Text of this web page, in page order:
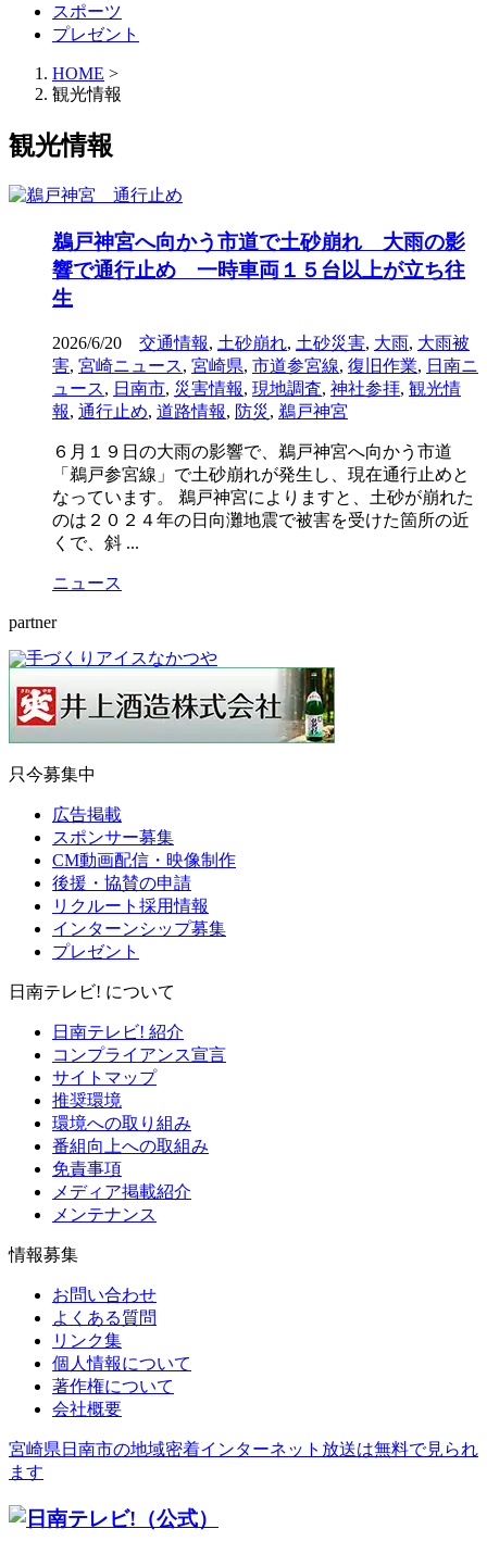
スポーツ
プレゼント
HOME >
観光情報
観光情報
鵜戸神宮へ向かう市道で土砂崩れ 大雨の影
響で通行止め 一時車両１５台以上が立ち往
生
2026/6/20 交通情報, 土砂崩れ, 土砂災害, 大雨, 大雨被
害, 宮崎ニュース, 宮崎県, 市道参宮線, 復旧作業, 日南ニ
ュース, 日南市, 災害情報, 現地調査, 神社参拝, 観光情
報, 通行止め, 道路情報, 防災, 鵜戸神宮
６月１９日の大雨の影響で、鵜戸神宮へ向かう市道
「鵜戸参宮線」で土砂崩れが発生し、現在通行止めと
なっています。 鵜戸神宮によりますと、土砂が崩れた
のは２０２４年の日向灘地震で被害を受けた箇所の近
くで、斜 ...
ニュース
partner
只今募集中
広告掲載
スポンサー募集
CM動画配信・映像制作
後援・協賛の申請
リクルート採用情報
インターンシップ募集
プレゼント
日南テレビ! について
日南テレビ! 紹介
コンプライアンス宣言
サイトマップ
推奨環境
環境への取り組み
番組向上への取組み
免責事項
メディア掲載紹介
メンテナンス
情報募集
お問い合わせ
よくある質問
リンク集
個人情報について
著作権について
会社概要
宮崎県日南市の地域密着インターネット放送は無料で見られ
ます